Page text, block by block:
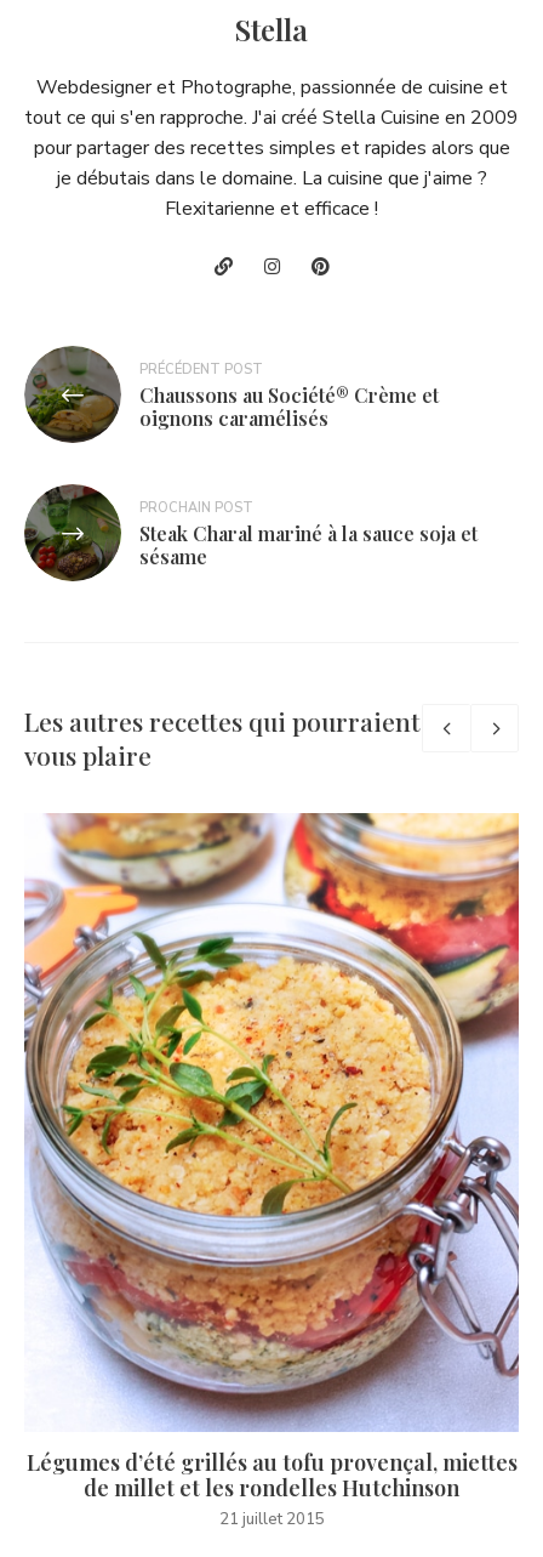
Stella
Webdesigner et Photographe, passionnée de cuisine et
tout ce qui s'en rapproche. J'ai créé Stella Cuisine en 2009
pour partager des recettes simples et rapides alors que
je débutais dans le domaine. La cuisine que j'aime ?
Flexitarienne et efficace !
Navigation
de
l’article
PRÉCÉDENT POST
Chaussons au Société® Crème et
oignons caramélisés
PROCHAIN POST
Steak Charal mariné à la sauce soja et
sésame
Les autres recettes qui pourraient
vous plaire
Légumes d’été grillés au tofu provençal, miettes
de millet et les rondelles Hutchinson
21 juillet 2015